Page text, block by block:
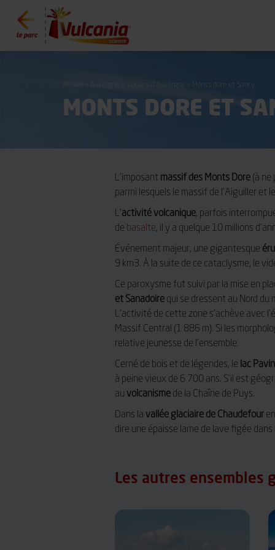
Vulcania
Volcans d’Auvergne » Monts dore et Sancy
MONTS DORE ET
L’imposant massif des Monts Dore (à ne
parmi lesquels le massif de l’Aiguiller et le
L’ activité volcanique, parfois
de basalte, il y a quelque 10 millions
Événement majeur, une gigantesque
9 km3. À la suite de ce cataclysme, le
Ce paroxysme fut suivi par la mise en
et Sanadoire qui se dressent au Nord du
L’activité de cette zone s’achève avec
Massif Central (1 886 m). Si les
relative jeunesse de l’ensemble.
Cerné de bois et de légendes, le lac Pavin
à peine vieux de 6 700 ans. S’il est
au volcanisme de la Chaîne de Puys.
Dans la vallée glaciaire de Chaudefour
dire une épaisse lame de lave figée
Les autres ensembles